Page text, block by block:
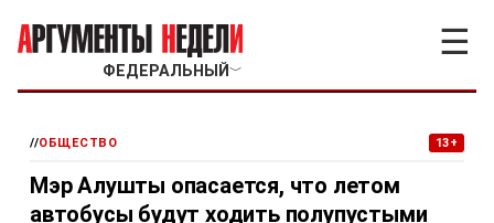
ФЕДЕРАЛЬНЫЙ ﹀
☰
//ОБЩЕСТВО 13+
Мэр Алушты опасается, что летом
автобусы будут ходить полупустыми